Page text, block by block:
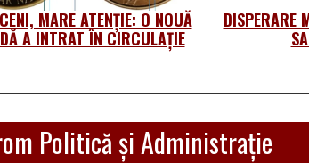
MARE ATENȚIE: O NOUĂ
A INTRAT ÎN CIRCULAȚIE
DISPERARE
Politică și Administrație